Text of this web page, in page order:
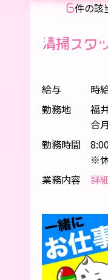
6件の該
清掃スタ
給与
時
勤務地
福
合月
勤務時間
※
業務内容
詳